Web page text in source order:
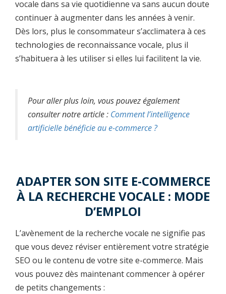
vocale dans sa vie quotidienne va sans aucun doute
continuer à augmenter dans les années à venir.
Dès lors, plus le consommateur s’acclimatera à ces
technologies de reconnaissance vocale, plus il
s’habituera à les utiliser si elles lui facilitent la vie.
Pour aller plus loin, vous pouvez également
consulter notre article : Comment l’intelligence
artificielle bénéficie au e-commerce ?
ADAPTER SON SITE E-COMMERCE
À LA RECHERCHE VOCALE : MODE
D’EMPLOI
L’avènement de la recherche vocale ne signifie pas
que vous devez réviser entièrement votre stratégie
SEO ou le contenu de votre site e-commerce. Mais
vous pouvez dès maintenant commencer à opérer
de petits changements :